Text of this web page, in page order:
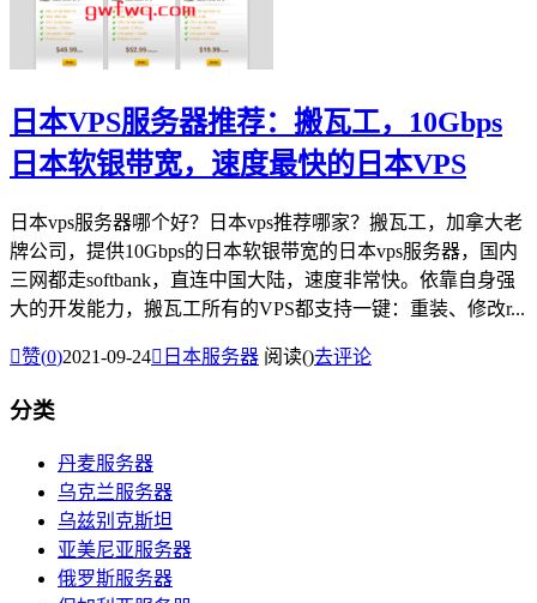
日本VPS服务器推荐：搬瓦工，10Gbps
日本软银带宽，速度最快的日本VPS
日本vps服务器哪个好？日本vps推荐哪家？搬瓦工，加拿大老
牌公司，提供10Gbps的日本软银带宽的日本vps服务器，国内
三网都走softbank，直连中国大陆，速度非常快。依靠自身强
大的开发能力，搬瓦工所有的VPS都支持一键：重装、修改r...
赞(0)2021-09-24 日本服务器 阅读()去评论
分类
丹麦服务器
乌克兰服务器
乌兹别克斯坦
亚美尼亚服务器
俄罗斯服务器